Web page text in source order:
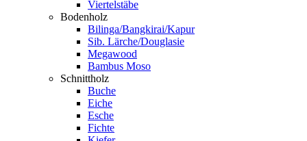
Viertelstäbe
Bodenholz
Bilinga/Bangkirai/Kapur
Sib. Lärche/Douglasie
Megawood
Bambus Moso
Schnittholz
Buche
Eiche
Esche
Fichte